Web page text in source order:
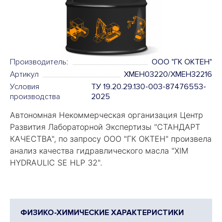
Производитель:
ООО "ГК ОКТЕН"
Артикул
XMEH03220/XMEH32216
Условия
производства
ТУ 19.20.29.130-003-87476553-
2025
Автономная Некоммерческая организация Центр
Развития Лабораторной Экспертизы "СТАНДАРТ
КАЧЕСТВА", по запросу ООО "ГК ОКТЕН" произвела
анализ качества гидравлического масла "XIM
HYDRAULIC SE HLP 32".
ФИЗИКО-ХИМИЧЕСКИЕ ХАРАКТЕРИСТИКИ